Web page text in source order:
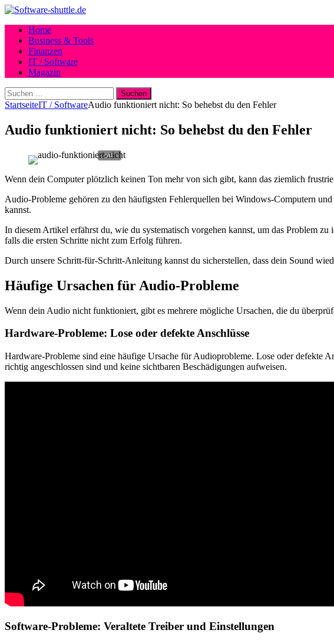
Home
Business & Tools
Finanzen
IT / Software
Magazin
Suchen
nach:
StartseiteIT / SoftwareAudio funktioniert nicht: So behebst du den Fehler
Audio funktioniert nicht: So behebst du den Fehler
Wenn dein Computer plötzlich keinen Ton mehr von sich gibt, kann das ziemlich
Audio-Probleme gehören zu den häufigsten Fehlerquellen bei Windows-Computern
kannst.
In diesem Artikel erfährst du, wie du systematisch vorgehen kannst, um das Problem
falls die ersten Schritte nicht zum Erfolg führen.
Durch unsere Schritt-für-Schritt-Anleitung kannst du sicherstellen, dass dein Sound
Häufige Ursachen für Audio-Probleme
Wenn dein Audio nicht funktioniert, gibt es mehrere mögliche Ursachen, die du
Hardware-Probleme: Lose oder defekte Anschlüsse
Hardware-Probleme sind eine häufige Ursache für Audioprobleme. Lose oder defekte
richtig angeschlossen sind und keine sichtbaren Beschädigungen aufweisen.
Software-Probleme: Veraltete Treiber und Einstellungen